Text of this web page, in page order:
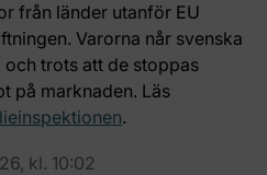
från länder utanför EU
Varorna når svenska
trots att de stoppas
på marknaden. Läs
.
kl. 10:02